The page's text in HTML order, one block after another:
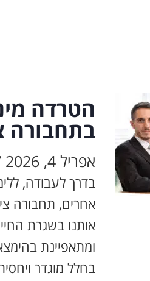
הטרדה
בתחבורה
אפריל 4, 2026
בדרך לעבודה,
אחרים, תחבורה
אותנו בשגרת
ומתאפיינת
בחלל מוגדר